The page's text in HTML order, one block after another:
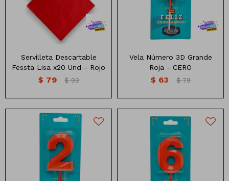
Servilleta Descartable
Fessta Lisa x20 Und - Rojo
$ 79 $ 99
Vela Número 3D Grande
Roja - CERO
$ 63 $ 79
Vela numero 3d grande color
rojo (7CM)
Vela numero 3d grande color
rojo (7CM)